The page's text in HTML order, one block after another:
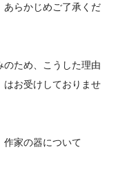
あらかじめご了承くだ
ため、こうした理由
はお受けしておりませ
作家の器について